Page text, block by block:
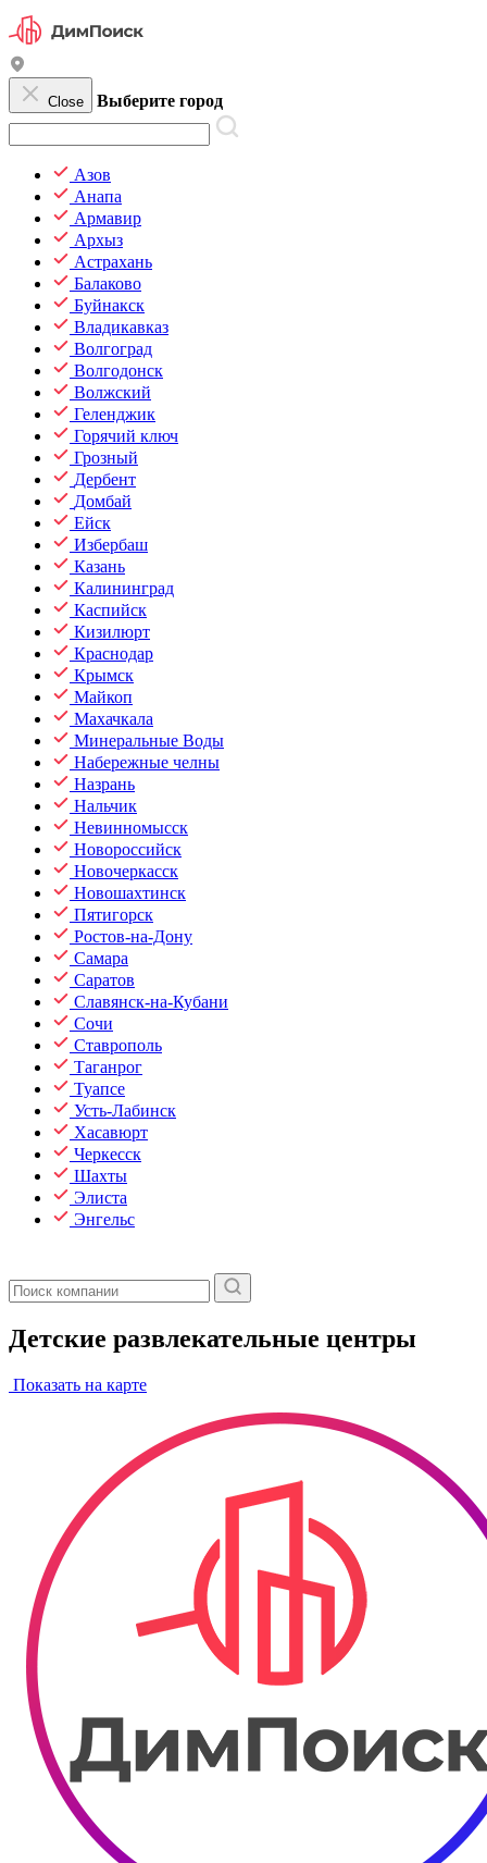
Close Выберите город
Азов
Анапа
Армавир
Архыз
Астрахань
Балаково
Буйнакск
Владикавказ
Волгоград
Волгодонск
Волжский
Геленджик
Горячий ключ
Грозный
Дербент
Домбай
Ейск
Избербаш
Казань
Калининград
Каспийск
Кизилюрт
Краснодар
Крымск
Майкоп
Махачкала
Минеральные Воды
Набережные челны
Назрань
Нальчик
Невинномысск
Новороссийск
Новочеркасск
Новошахтинск
Пятигорск
Ростов-на-Дону
Самара
Саратов
Славянск-на-Кубани
Сочи
Ставрополь
Таганрог
Туапсе
Усть-Лабинск
Хасавюрт
Черкесск
Шахты
Элиста
Энгельс
Детские развлекательные центры
Показать на карте